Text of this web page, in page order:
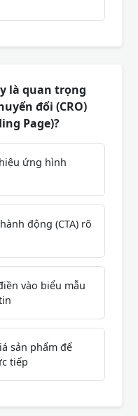
là quan trọng
đổi (CRO)
Page)?
ứng hình
động (CTA) rõ
vào biểu mẫu
sản phẩm để
tiếp